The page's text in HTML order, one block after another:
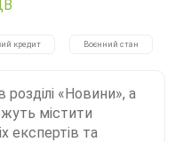
кредит Воєнний стан
розділі «Новини», а
містити
експертів та